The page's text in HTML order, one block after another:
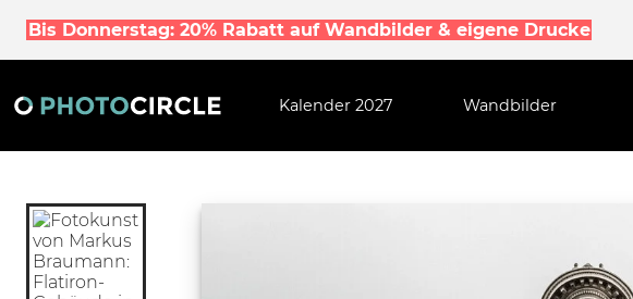
Bis Donnerstag: 20% Rabatt auf Wandbilder & eigene Drucke
Kalender 2027 Wandbilder